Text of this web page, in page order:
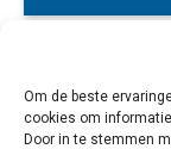
Om de beste
cookies om
Door in te stemmen
glamour en
Canyon, Bryce,